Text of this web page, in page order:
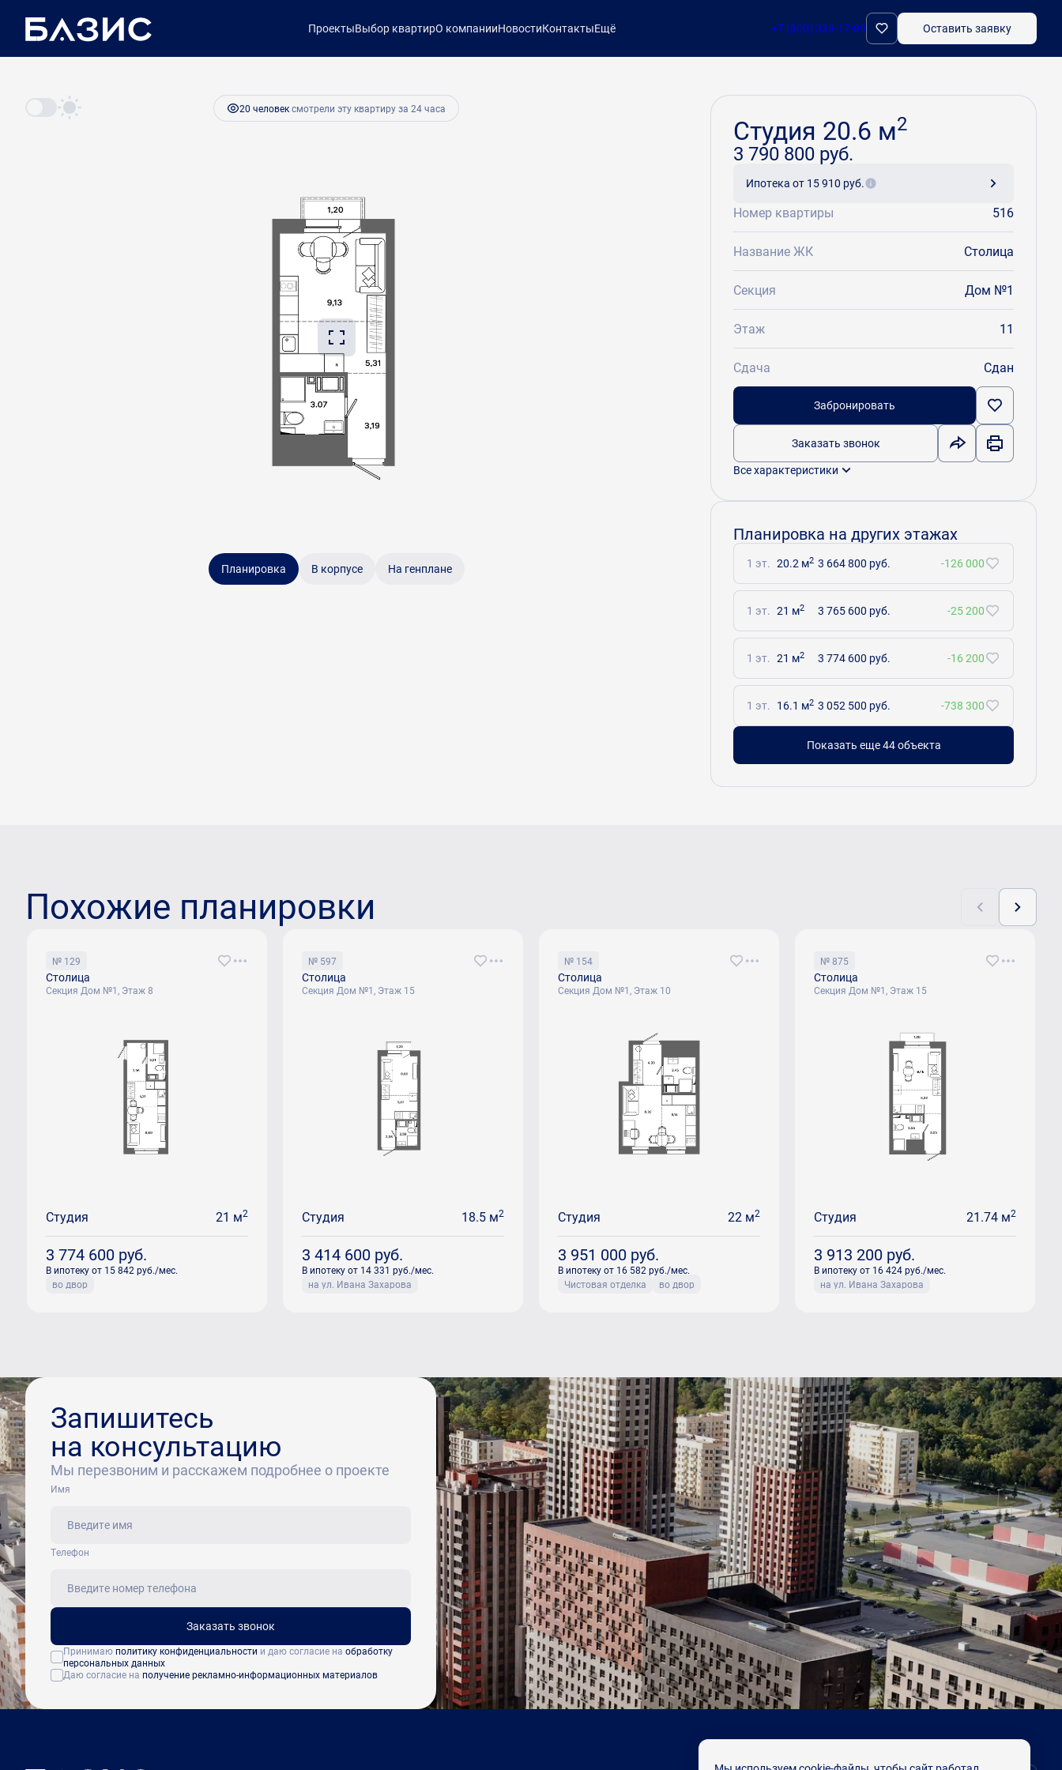
ПроектыВыбор квартирО компанииНовостиКонтактыЕщё +7 (800) 333-17-89 Оставить заявку
Студия20.6 м 2 3 790 800 руб. от 15 910 руб. Забронировать
20 человексмотрели эту квартиру за 24 часа
Планировка В корпусе На генплане
Студия 20.6 м2
3 790 800 руб.
Ипотека от 15 910 руб.
Номер квартиры 516
Название ЖК Столица
Секция Дом №1
Этаж 11
Сдача Сдан
Забронировать
Заказать звонок
Все характеристики
Планировка на других этажах
1 эт. 20.2 м2 3 664 800 руб. -126 000
1 эт. 21 м2 3 765 600 руб. -25 200
1 эт. 21 м2 3 774 600 руб. -16 200
1 эт. 16.1 м2 3 052 500 руб. -738 300
Показать еще 44 объектa
Похожие планировки
№ 129
Столица
Секция Дом №1, Этаж 8
Студия 21 м2
3 774 600 руб.
В ипотеку от 15 842 руб./мес.
во двор
№ 597
Столица
Секция Дом №1, Этаж 15
Студия 18.5 м2
3 414 600 руб.
В ипотеку от 14 331 руб./мес.
на ул. Ивана Захарова
№ 154
Столица
Секция Дом №1, Этаж 10
Студия 22 м2
3 951 000 руб.
В ипотеку от 16 582 руб./мес.
Чистовая отделка
во двор
№ 875
Столица
Секция Дом №1, Этаж 15
Студия 21.74 м2
3 913 200 руб.
В ипотеку от 16 424 руб./мес.
на ул. Ивана Захарова
Запишитесь
на консультацию
Мы перезвоним и расскажем подробнее о проекте
Имя
Tелефон
Заказать звонок
Принимаю политику конфиденциальности и даю согласие на обработку
персональных данных
Даю согласие на получение рекламно-информационных материалов